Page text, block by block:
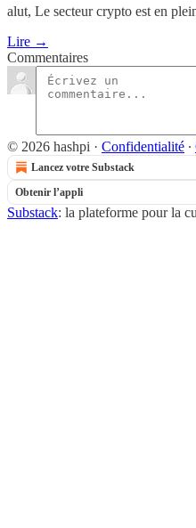
alut, ​Le secteur crypto est en
Lire →
Commentaires
© 2026 hashpi · Confidentialité ∙
Lancez votre Substack
Obtenir l’appli
Substack: la plateforme pour la